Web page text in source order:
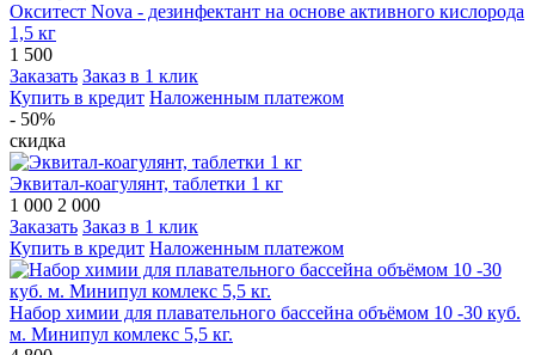
Окситест Nova - дезинфектант на основе активного кислорода
1,5 кг
1 500
Заказать Заказ в 1 клик
Купить в кредит Наложенным платежом
- 50%
скидка
Эквитал-коагулянт, таблетки 1 кг
1 000 2 000
Заказать Заказ в 1 клик
Купить в кредит Наложенным платежом
Набор химии для плавательного бассейна объёмом 10 -30 куб.
м. Минипул комлекс 5,5 кг.